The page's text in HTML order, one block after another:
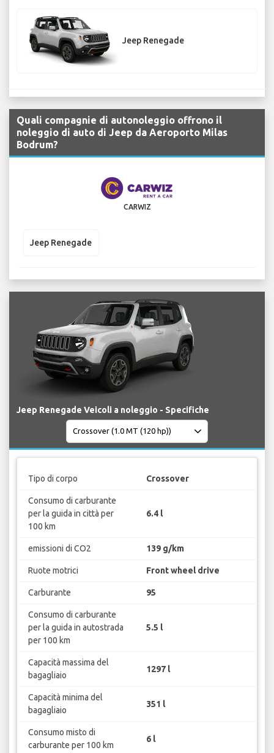
Jeep Renegade
Quali compagnie di autonoleggio offrono il
noleggio di auto di Jeep da Aeroporto Milas
Bodrum?
CARWIZ
Jeep Renegade
Jeep Renegade Veicoli a noleggio - Specifiche
Tipo di corpo Crossover
Consumo di carburante
per la guida in città per
100 km
6.4 l
emissioni di CO2 139 g/km
Ruote motrici Front wheel drive
Carburante 95
Consumo di carburante
per la guida in autostrada
per 100 km
5.5 l
Capacità massima del
bagagliaio
1297 l
Capacità minima del
bagagliaio
351 l
Consumo misto di
carburante per 100 km
6 l